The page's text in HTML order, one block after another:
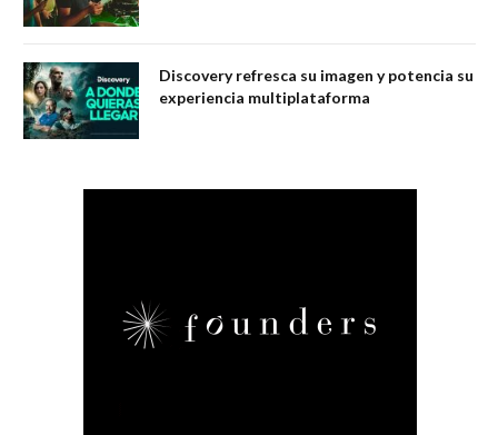
Discovery refresca su imagen y potencia su
experiencia multiplataforma